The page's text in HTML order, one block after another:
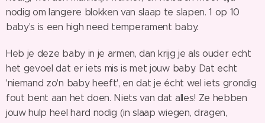
nodig om langere blokken van slaap te slapen. 1 op 10
baby's is een high need temperament baby.
Heb je deze baby in je armen, dan krijg je als ouder echt
het gevoel dat er iets mis is met jouw baby. Dat echt
'niemand zo'n baby heeft', en dat je écht wel iets grondig
fout bent aan het doen. Niets van dat alles! Ze hebben
jouw hulp heel hard nodig (in slaap wiegen, dragen,